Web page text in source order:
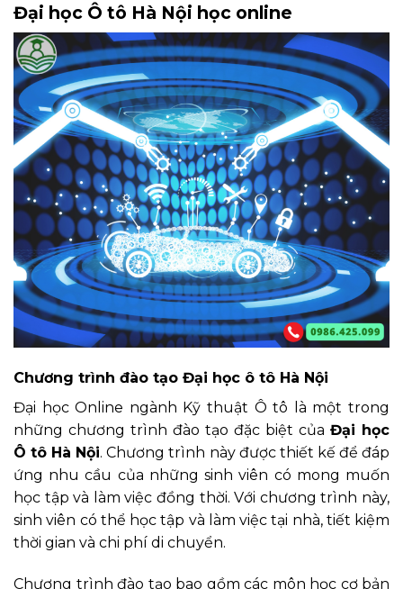
Đại học Ô tô Hà Nội học online
Chương trình đào tạo Đại học ô tô Hà Nội
Đại học Online ngành Kỹ thuật Ô tô là một trong
những chương trình đào tạo đặc biệt của Đại học
Ô tô Hà Nội. Chương trình này được thiết kế để đáp
ứng nhu cầu của những sinh viên có mong muốn
học tập và làm việc đồng thời. Với chương trình này,
sinh viên có thể học tập và làm việc tại nhà, tiết kiệm
thời gian và chi phí di chuyển.
Chương trình đào tạo bao gồm các môn học cơ bản